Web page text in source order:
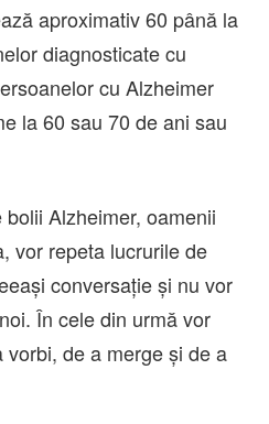
aproximativ 60 până la
diagnosticate cu
cu Alzheimer
la 60 sau 70 de ani sau
Alzheimer, oamenii
vor repeta lucrurile de
conversație și nu vor
În cele din urmă vor
de a merge și de a